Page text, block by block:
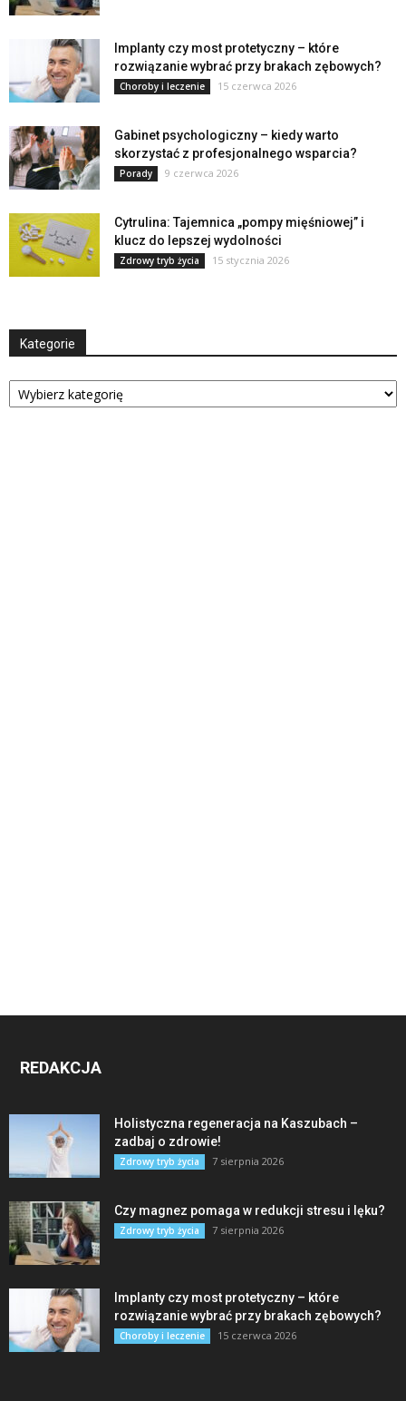
Implanty czy most protetyczny – które
rozwiązanie wybrać przy brakach zębowych?
Choroby i leczenie 15 czerwca 2026
Gabinet psychologiczny – kiedy warto
skorzystać z profesjonalnego wsparcia?
Porady 9 czerwca 2026
Cytrulina: Tajemnica „pompy mięśniowej” i
klucz do lepszej wydolności
Zdrowy tryb życia 15 stycznia 2026
Kategorie
Kategorie
REDAKCJA
Holistyczna regeneracja na Kaszubach –
zadbaj o zdrowie!
Zdrowy tryb życia 7 sierpnia 2026
Czy magnez pomaga w redukcji stresu i lęku?
Zdrowy tryb życia 7 sierpnia 2026
Implanty czy most protetyczny – które
rozwiązanie wybrać przy brakach zębowych?
Choroby i leczenie 15 czerwca 2026